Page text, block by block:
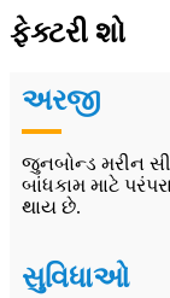
ફેક્ટરી શો
અરજી
જુનબોન્ડ મરીન
બાંધકામ માટે
થાય છે.
સુવિધાઓ